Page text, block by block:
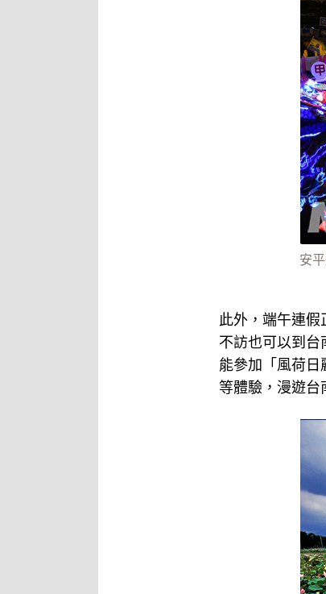
安
此外，端午連假
不訪也可以到台
能參加「風荷日
等體驗，漫遊台